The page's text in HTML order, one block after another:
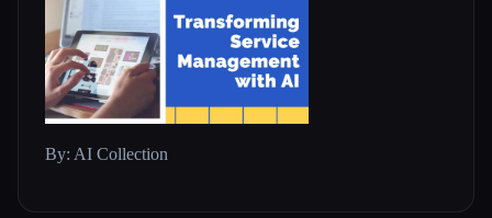
By: AI Collection